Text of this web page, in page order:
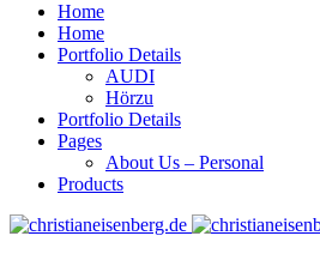
Home
Home
Portfolio Details
AUDI
Hörzu
Portfolio Details
Pages
About Us – Personal
Products